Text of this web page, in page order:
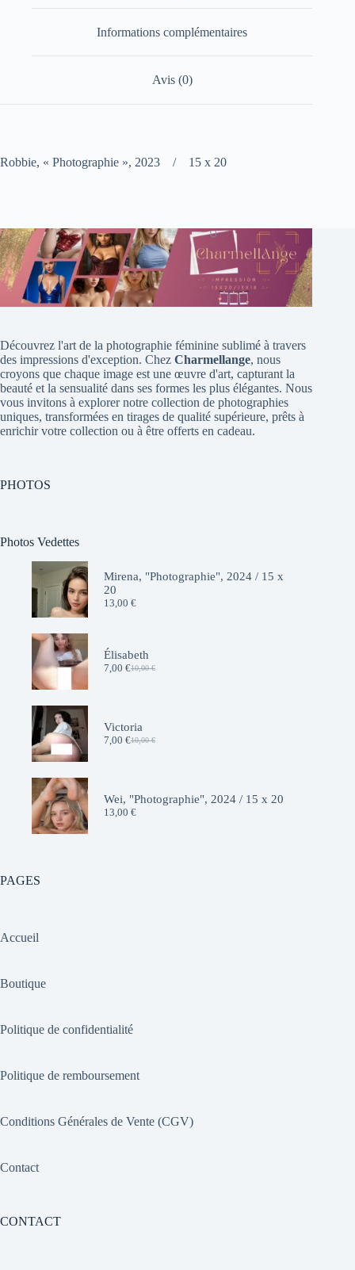
Informations complémentaires
Avis (0)
Robbie, « Photographie », 2023 / 15 x 20
Découvrez l'art de la photographie féminine sublimé à travers
des impressions d'exception. Chez Charmellange, nous
croyons que chaque image est une œuvre d'art, capturant la
beauté et la sensualité dans ses formes les plus élégantes. Nous
vous invitons à explorer notre collection de photographies
uniques, transformées en tirages de qualité supérieure, prêts à
enrichir votre collection ou à être offerts en cadeau.
PHOTOS
Photos Vedettes
Mirena, "Photographie", 2024 / 15 x
20
13,00 €
Élisabeth
10,00€
Le
10,00 €.
7,00 €Le
7,00 €.
Victoria
10,00€
Le
10,00 €.
7,00 €Le
7,00 €.
Wei, "Photographie", 2024 / 15 x 20
13,00 €
PAGES
Accueil
Boutique
Politique de confidentialité
Politique de remboursement
Conditions Générales de Vente (CGV)
Contact
CONTACT